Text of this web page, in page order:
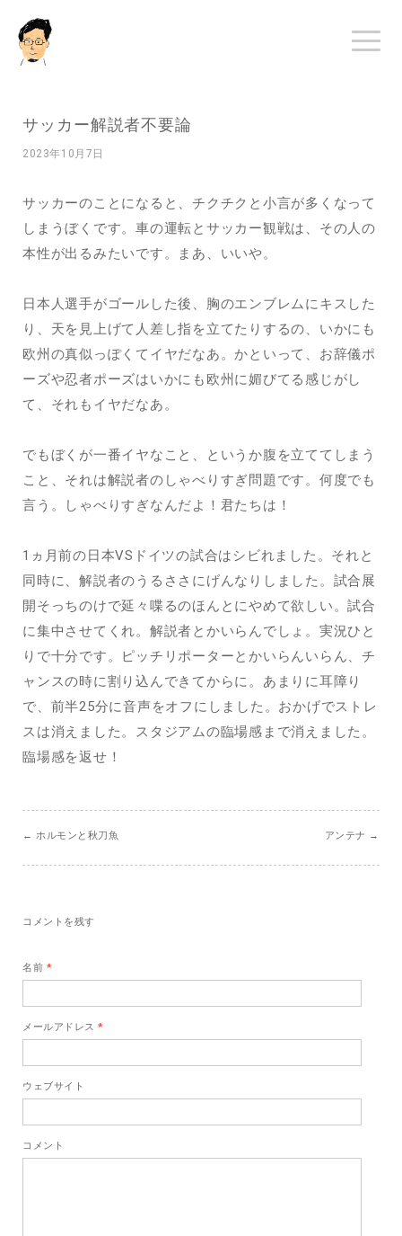
サッカー解説者不要論
2023年10月7日
サッカーのことになると、チクチクと小言が多くなって
しまうぼくです。車の運転とサッカー観戦は、その人の
本性が出るみたいです。まあ、いいや。
日本人選手がゴールした後、胸のエンブレムにキスした
り、天を見上げて人差し指を立てたりするの、いかにも
欧州の真似っぽくてイヤだなあ。かといって、お辞儀ポ
ーズや忍者ポーズはいかにも欧州に媚びてる感じがし
て、それもイヤだなあ。
でもぼくが一番イヤなこと、というか腹を立ててしまう
こと、それは解説者のしゃべりすぎ問題です。何度でも
言う。しゃべりすぎなんだよ！君たちは！
1ヵ月前の日本VSドイツの試合はシビれました。それと
同時に、解説者のうるささにげんなりしました。試合展
開そっちのけで延々喋るのほんとにやめて欲しい。試合
に集中させてくれ。解説者とかいらんでしょ。実況ひと
りで十分です。ピッチリポーターとかいらんいらん、チ
ャンスの時に割り込んできてからに。あまりに耳障り
で、前半25分に音声をオフにしました。おかげでストレ
スは消えました。スタジアムの臨場感まで消えました。
臨場感を返せ！
← ホルモンと秋刀魚 アンテナ →
コメントを残す
名前 *
メールアドレス*
ウェブサイト
コメント